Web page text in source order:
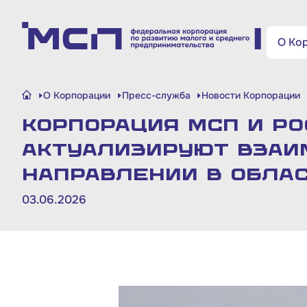
О
бизнесу
Банкам и финансовым
организациям
Инфраструктуре поддержки
Поиск по сайту
О Корпорации Пресс-служба Новости Корпорации
Корпорация МСП и
актуализируют
направлении в
03.06.2026